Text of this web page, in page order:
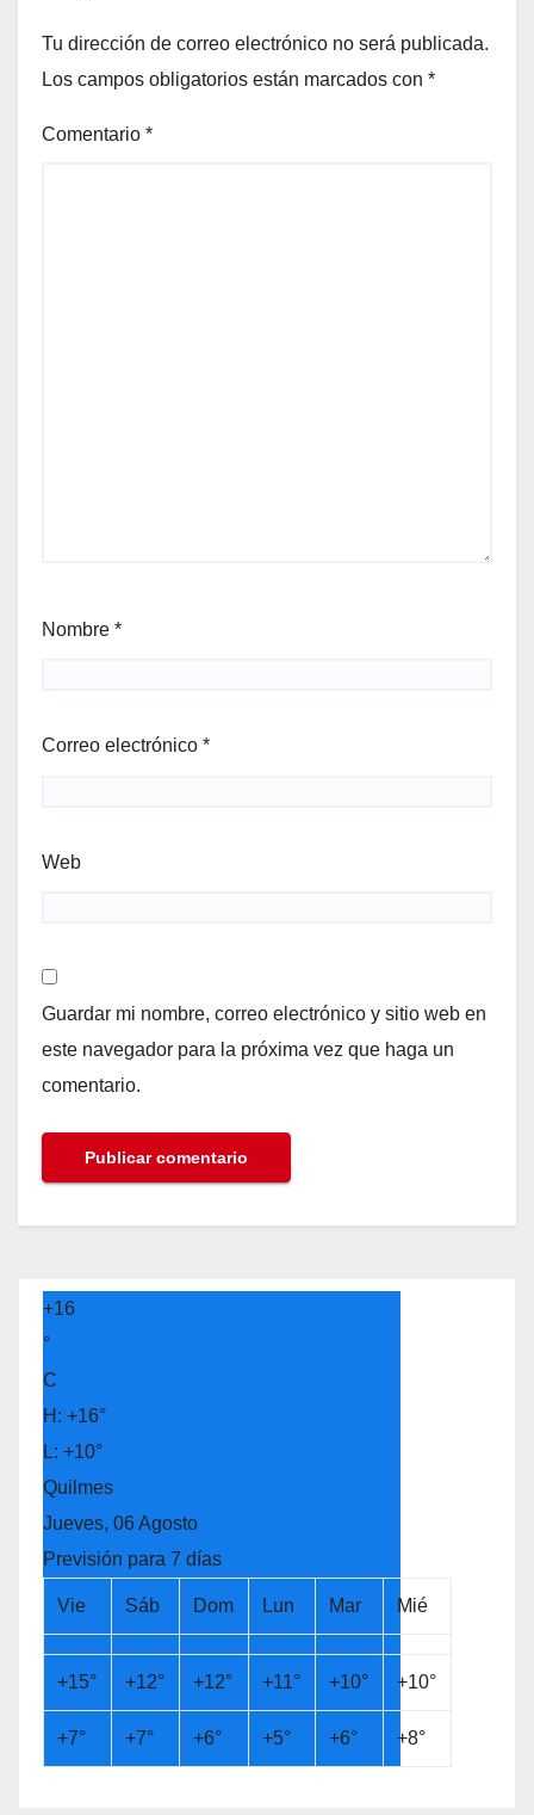
Tu dirección de correo electrónico no será publicada.
Los campos obligatorios están marcados con *
Comentario *
Nombre *
Correo electrónico *
Web
Guardar mi nombre, correo electrónico y sitio web en
este navegador para la próxima vez que haga un
comentario.
+16
°
C
H: +16°
L: +10°
Quilmes
Jueves, 06 Agosto
Previsión para 7 días
Vie Sáb Dom Lun Mar Mié
+15° +12° +12° +11° +10° +10°
+7° +7° +6° +5° +6° +8°